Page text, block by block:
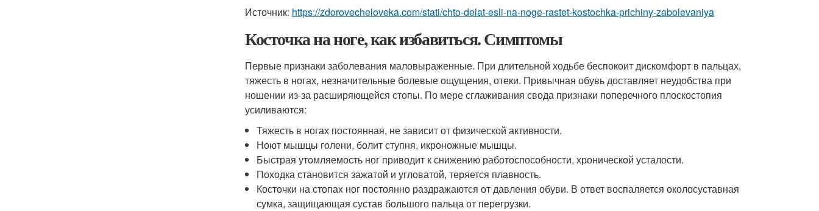
Источник: https://zdorovecheloveka.com/stati/chto-delat-esli-na-noge-rastet-kostochka-prichiny-zabolevaniya
Косточка на ноге, как избавиться. Симптомы
Первые признаки заболевания маловыраженные. При длительной ходьбе беспокоит дискомфорт в пальцах,
тяжесть в ногах, незначительные болевые ощущения, отеки. Привычная обувь доставляет неудобства при
ношении из-за расширяющейся стопы. По мере сглаживания свода признаки поперечного плоскостопия
усиливаются:
Тяжесть в ногах постоянная, не зависит от физической активности.
Ноют мышцы голени, болит ступня, икроножные мышцы.
Быстрая утомляемость ног приводит к снижению работоспособности, хронической усталости.
Походка становится зажатой и угловатой, теряется плавность.
Косточки на стопах ног постоянно раздражаются от давления обуви. В ответ воспаляется околосуставная
сумка, защищающая сустав большого пальца от перегрузки.